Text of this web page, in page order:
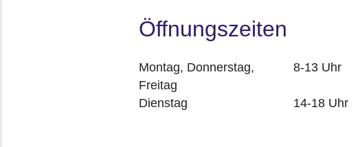
Öffnungszeiten
Montag, Donnerstag,
Freitag
8-13 Uhr
Dienstag 14-18 Uhr